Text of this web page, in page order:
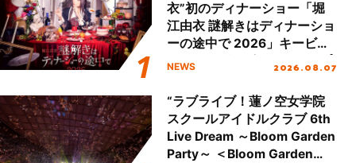
衣”初のディナーショー「堀
江由衣 謎解きはディナーショ
ーの途中で 2026」キービジ
ュアル＆グッズラインナップ
NEWS 2026.08.07
“ラブライブ！蓮ノ空女学院
スクールアイドルクラブ 6th
Live Dream ～Bloom Garden
Party～ ＜Bloom Garden